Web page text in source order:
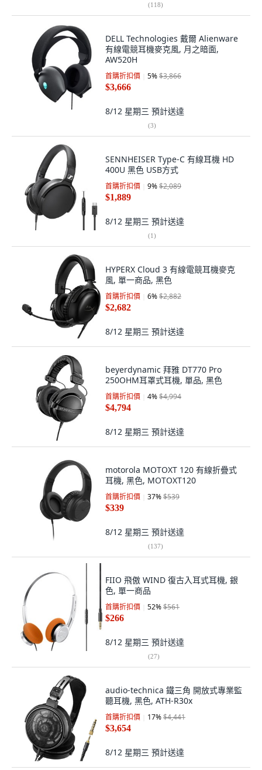
(118)
DELL Technologies 戴爾 Alienware
有線電競耳機麥克風, 月之暗面,
AW520H
首購折扣價 5%$3,866
$3,666
8/12 星期三 預計送達
(3)
SENNHEISER Type-C 有線耳機 HD
400U 黑色 USB方式
首購折扣價 9%$2,089
$1,889
8/12 星期三 預計送達
(1)
HYPERX Cloud 3 有線電競耳機麥克
風, 單一商品, 黑色
首購折扣價 6%$2,882
$2,682
8/12 星期三 預計送達
beyerdynamic 拜雅 DT770 Pro
250OHM耳罩式耳機, 單品, 黑色
首購折扣價 4%$4,994
$4,794
8/12 星期三 預計送達
motorola MOTOXT 120 有線折疊式
耳機, 黑色, MOTOXT120
首購折扣價 37%$539
$339
8/12 星期三 預計送達
(137)
FIIO 飛傲 WIND 復古入耳式耳機, 銀
色, 單一商品
首購折扣價 52%$561
$266
8/12 星期三 預計送達
(27)
audio-technica 鐵三角 開放式專業監
聽耳機, 黑色, ATH-R30x
首購折扣價 17%$4,441
$3,654
8/12 星期三 預計送達